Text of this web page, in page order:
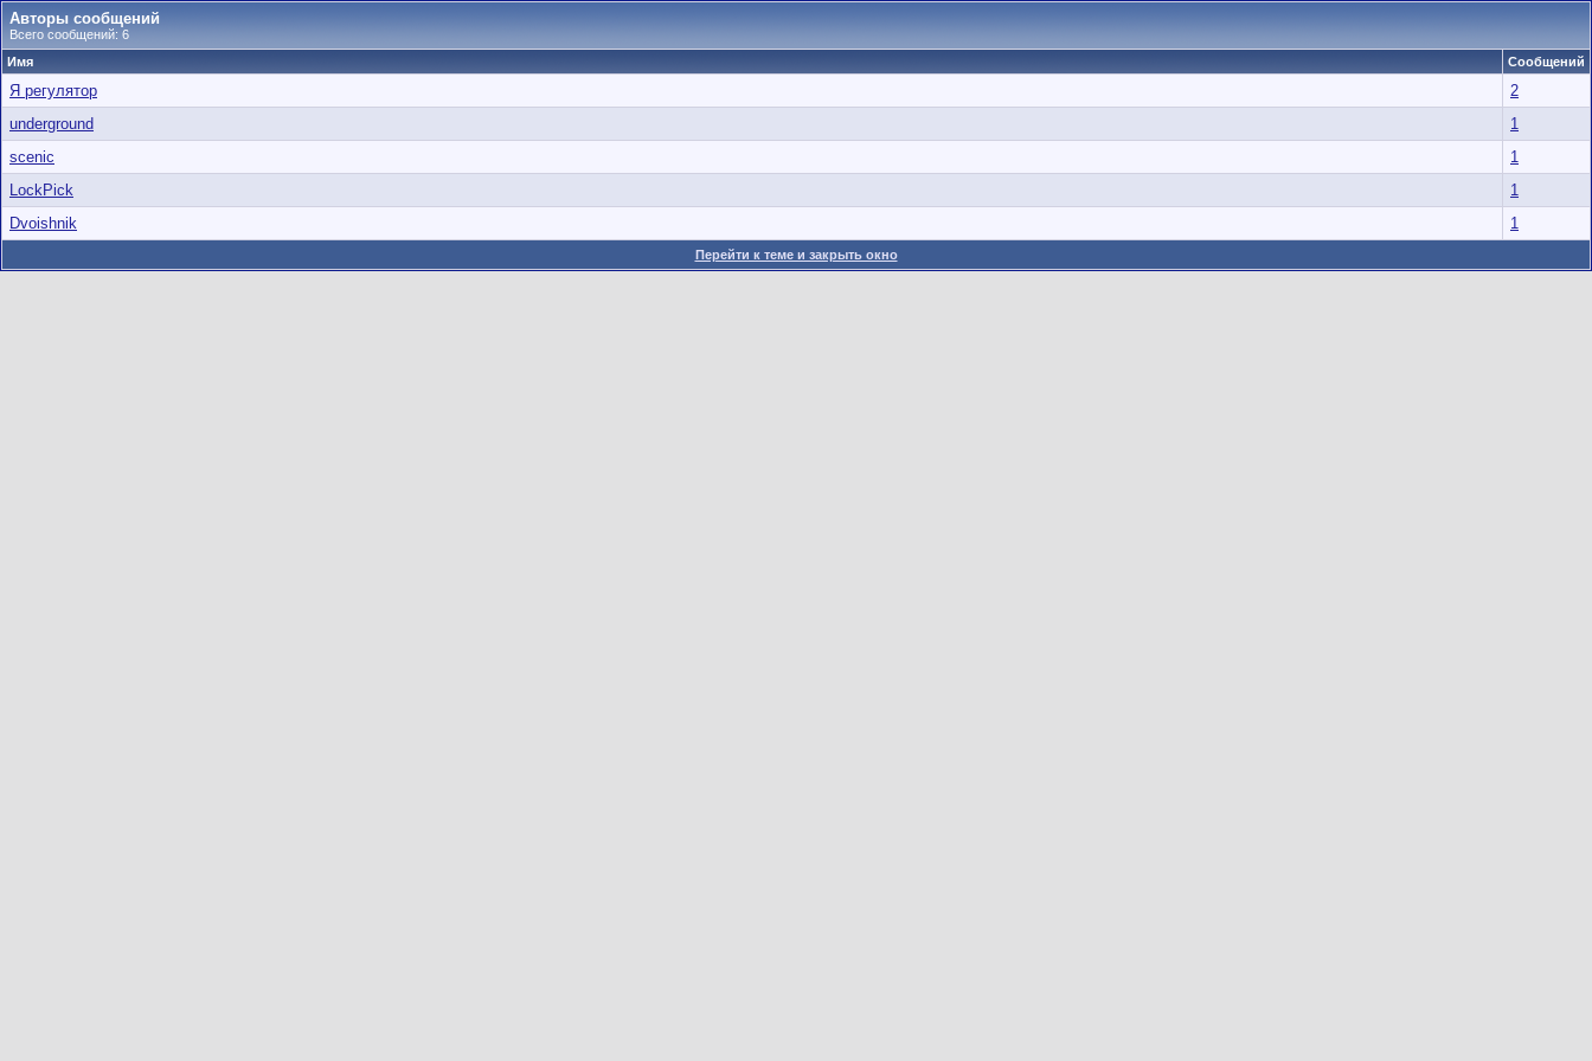
Авторы сообщений
Всего сообщений: 6
Имя
Сообщений
Я регулятор
2
underground
1
scenic
1
LockPick
1
Dvoishnik
1
Перейти к теме и закрыть окно